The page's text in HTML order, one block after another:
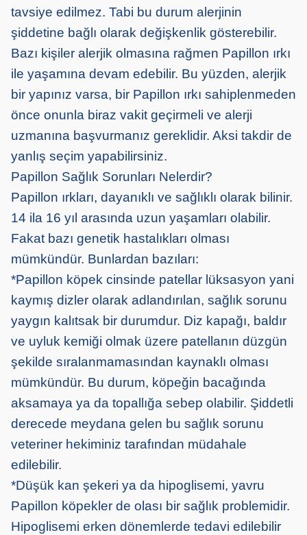
tavsiye edilmez. Tabi bu durum alerjinin
şiddetine bağlı olarak değişkenlik gösterebilir.
Bazı kişiler alerjik olmasına rağmen Papillon ırkı
ile yaşamına devam edebilir. Bu yüzden, alerjik
bir yapınız varsa, bir Papillon ırkı sahiplenmeden
önce onunla biraz vakit geçirmeli ve alerji
uzmanına başvurmanız gereklidir. Aksi takdir de
yanlış seçim yapabilirsiniz.
Papillon Sağlık Sorunları Nelerdir?
Papillon ırkları, dayanıklı ve sağlıklı olarak bilinir.
14 ila 16 yıl arasında uzun yaşamları olabilir.
Fakat bazı genetik hastalıkları olması
mümkündür. Bunlardan bazıları:
*Papillon köpek cinsinde patellar lüksasyon yani
kaymış dizler olarak adlandırılan, sağlık sorunu
yaygın kalıtsak bir durumdur. Diz kapağı, baldır
ve uyluk kemiği olmak üzere patellanın düzgün
şekilde sıralanmamasından kaynaklı olması
mümkündür. Bu durum, köpeğin bacağında
aksamaya ya da topallığa sebep olabilir. Şiddetli
derecede meydana gelen bu sağlık sorunu
veteriner hekiminiz tarafından müdahale
edilebilir.
*Düşük kan şekeri ya da hipoglisemi, yavru
Papillon köpekler de olası bir sağlık problemidir.
Hipoglisemi erken dönemlerde tedavi edilebilir